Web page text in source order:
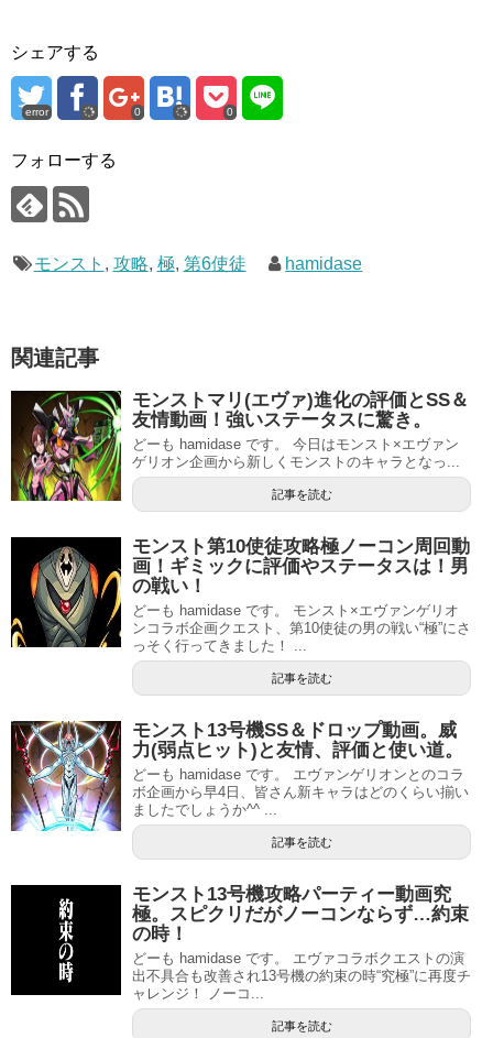
シェアする
error 0 0
フォローする
モンスト , 攻略, 極, 第6使徒 hamidase
関連記事
モンストマリ(エヴァ)進化の評価とSS＆
友情動画！強いステータスに驚き。
どーも hamidase です。 今日はモンスト×エヴァン
ゲリオン企画から新しくモンストのキャラとなっ...
記事を読む
モンスト第10使徒攻略極ノーコン周回動
画！ギミックに評価やステータスは！男
の戦い！
どーも hamidase です。 モンスト×エヴァンゲリオ
ンコラボ企画クエスト、第10使徒の男の戦い“極”にさ
っそく行ってきました！ ...
記事を読む
モンスト13号機SS＆ドロップ動画。威
力(弱点ヒット)と友情、評価と使い道。
どーも hamidase です。 エヴァンゲリオンとのコラ
ボ企画から早4日、皆さん新キャラはどのくらい揃い
ましたでしょうか^^ ...
記事を読む
モンスト13号機攻略パーティー動画究
極。スピクリだがノーコンならず…約束
の時！
どーも hamidase です。 エヴァコラボクエストの演
出不具合も改善され13号機の約束の時“究極”に再度チ
ャレンジ！ ノーコ...
記事を読む